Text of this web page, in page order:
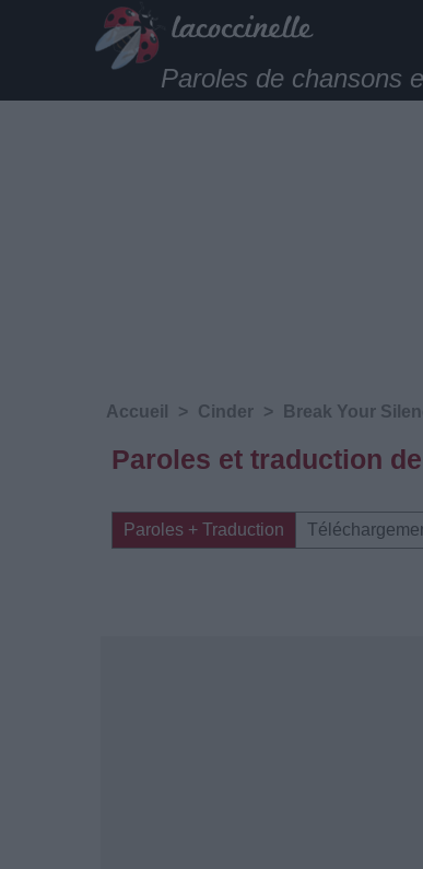
Paroles de chansons
Accueil > Cinder > Break Your
Paroles et traduction
Paroles + Traduction